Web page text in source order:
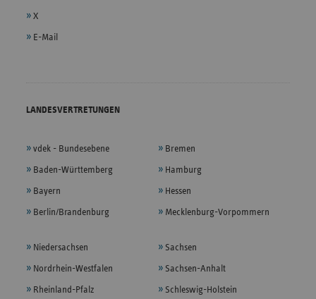
X
E-Mail
LANDESVERTRETUNGEN
vdek - Bundesebene
Baden-Württemberg
Bayern
Berlin/Brandenburg
Bremen
Hamburg
Hessen
Mecklenburg-Vorpommern
Niedersachsen
Nordrhein-Westfalen
Rheinland-Pfalz
Sachsen
Sachsen-Anhalt
Schleswig-Holstein